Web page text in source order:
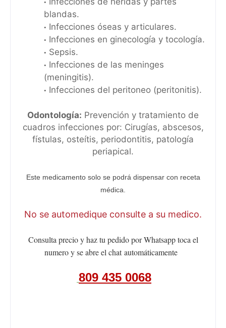
blandas.
Infecciones óseas y articulares.
Infecciones en ginecología y tocología.
Sepsis.
Infecciones de las meninges
(meningitis).
Infecciones del peritoneo (peritonitis).
Odontología: Prevención y tratamiento de
cuadros infecciones por: Cirugías, abscesos,
fístulas, osteítis, periodontitis, patología
periapical.
Este medicamento solo se podrá dispensar con receta
médica.
No se automedique consulte a su medico.
Consulta precio y haz tu pedido por Whatsapp toca el
numero y se abre el chatautomáticamente
809 435 0068